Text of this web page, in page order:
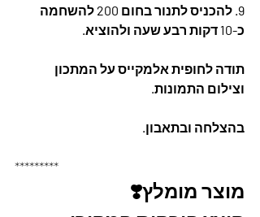
9. להכניס לתנור בחום 200 להשחמה
כ-10 דקות רבע שעה ולהוציא.
תודה לחופית אלמקייס על המתכון
וצילום התמונות.
בהצלחה ובתאבון.
*********
מוצר מומלץ❣️